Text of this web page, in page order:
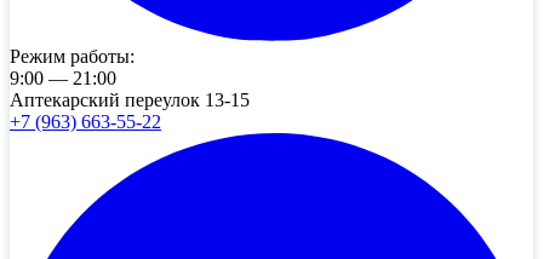
Режим работы:
9:00 — 21:00
Аптекарский переулок 13-15
+7 (963) 663-55-22